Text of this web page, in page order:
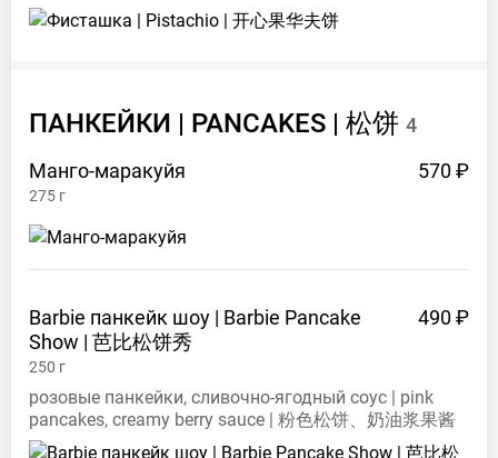
ПАНКЕЙКИ | PANCAKES | 松饼 4
Манго-маракуйя
570 ₽
275 г
Barbie панкейк шоу | Barbie Pancake
Show | 芭比松饼秀
490 ₽
250 г
розовые панкейки, сливочно-ягодный соус | pink
pancakes, creamy berry sauce | 粉色松饼、奶油浆果酱